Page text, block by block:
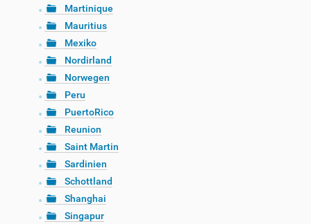
Martinique
Mauritius
Mexiko
Nordirland
Norwegen
Peru
PuertoRico
Reunion
Saint Martin
Sardinien
Schottland
Shanghai
Singapur